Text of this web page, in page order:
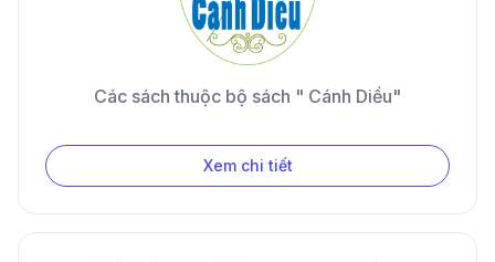
Các sách thuộc bộ sách " Cánh Diều"
Xem chi tiết